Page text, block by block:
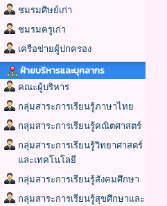
ชมรมศิษย์เก่า
ชมรมครูเก่า
เครือข่ายผู้ปกครอง
ฝ่ายบริหารและบุคลากร
คณะผู้บริหาร
กลุ่มสาระการเรียนรู้ภาษาไทย
กลุ่มสาระการเรียนรู้คณิตศาสตร์
กลุ่มสาระการเรียนรู้วิทยาศาสตร์
และเทคโนโลยี
กลุ่มสาระการเรียนรู้สังคมศึกษา
กลุ่มสาระการเรียนรู้สุขศึกษาและ